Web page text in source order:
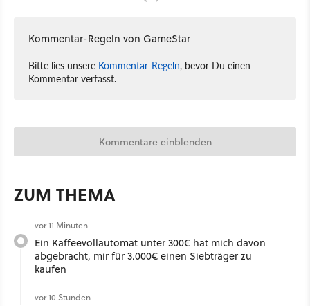
Kommentar-Regeln von GameStar
Bitte lies unsere Kommentar-Regeln, bevor Du einen
Kommentar verfasst.
Kommentare einblenden
ZUM THEMA
vor 11 Minuten
Ein Kaffeevollautomat unter 300€ hat mich davon
abgebracht, mir für 3.000€ einen Siebträger zu
kaufen
vor 10 Stunden